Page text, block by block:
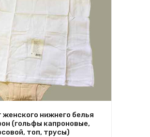
женского нижнего белья
(гольфы капроновые,
топ, трусы)